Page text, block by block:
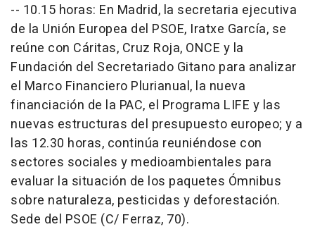
-- 10.15 horas: En Madrid, la secretaria ejecutiva
de la Unión Europea del PSOE, Iratxe García, se
reúne con Cáritas, Cruz Roja, ONCE y la
Fundación del Secretariado Gitano para analizar
el Marco Financiero Plurianual, la nueva
financiación de la PAC, el Programa LIFE y las
nuevas estructuras del presupuesto europeo; y a
las 12.30 horas, continúa reuniéndose con
sectores sociales y medioambientales para
evaluar la situación de los paquetes Ómnibus
sobre naturaleza, pesticidas y deforestación.
Sede del PSOE (C/ Ferraz, 70).